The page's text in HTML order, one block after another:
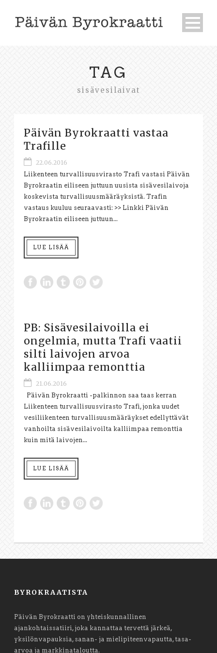
TAG
sisävesilaivat
Päivän Byrokraatti vastaa
Trafille
22.06.2016
Liikenteen turvallisuusvirasto Trafi vastasi Päivän
Byrokraatin eiliseen juttuun uusista sisävesilaivoja
koskevista turvallisuusmääräyksistä. Trafin
vastaus kuuluu seuraavasti: >> Linkki Päivän
Byrokraatin eiliseen juttuun...
LUE LISÄÄ
PB: Sisävesilaivoilla ei
ongelmia, mutta Trafi vaatii
silti laivojen arvoa
kalliimpaa remonttia
21.06.2016
Päivän Byrokraatti -palkinnon saa taas kerran
Liikenteen turvallisuusvirasto Trafi, jonka uudet
vesiliikenteen turvallisuusmääräykset edellyttävät
vanhoilta sisävesilaivoilta kalliimpaa remonttia
kuin mitä laivojen...
LUE LISÄÄ
BYROKRAATISTA
Päivän Byrokraatti on yhteiskunnallinen
ajankohtaissatiiri, joka kannattaa tervettä järkeä,
yksilönvapauksia, sanan- ja mielipiteenvapautta, tasa-
arvoa ja markkinataloutta.